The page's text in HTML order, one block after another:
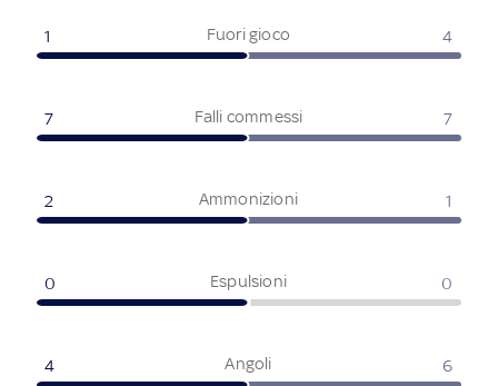
Fuori gioco
1 4
Falli commessi
7 7
Ammonizioni
2 1
Espulsioni
0 0
Angoli
4 6